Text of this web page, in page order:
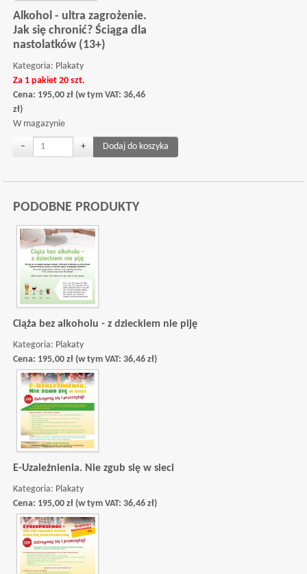
Alkohol - ultra zagrożenie.
Jak się chronić? Ściąga dla
nastolatków (13+)
Kategoria: Plakaty
Za 1 pakiet 20 szt.
Cena: 195,00 zł (w tym VAT: 36,46
zł)
W magazynie
− +
PODOBNE PRODUKTY
Ciąża bez alkoholu - z dzieckiem nie piję
Kategoria: Plakaty
Cena: 195,00 zł (w tym VAT: 36,46 zł)
E-Uzależnienia. Nie zgub się w sieci
Kategoria: Plakaty
Cena: 195,00 zł (w tym VAT: 36,46 zł)